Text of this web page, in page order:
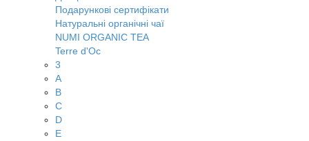
Подарункові сертифікати
Натуральні органічні чаї
NUMI ORGANIC TEA
Terre d'Oc
3
A
B
C
D
E